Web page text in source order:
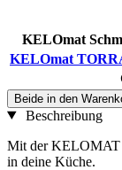
KELOmat
KELOmat
Beide in den
Beschreibung
Mit der KELOMAT
in deine Küche.